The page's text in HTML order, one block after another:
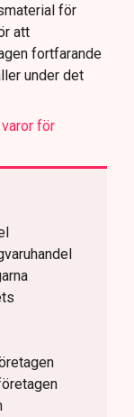
för
att
fortfarande
under det
för